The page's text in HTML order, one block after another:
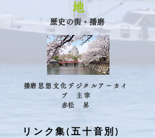
地
​歴史の街・播磨
​播磨思想文化デジタルアーカイ
ブ 主宰
​赤松 昇
リンク集(五十音別)